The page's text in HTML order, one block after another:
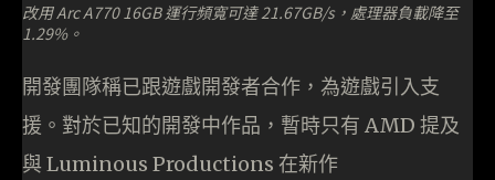
改用 Arc A770 16GB 運行頻寬可達 21.67GB/s，處理器負載降至
1.29%。
開發團隊稱已跟遊戲開發者合作，為遊戲引入支
援。對於已知的開發中作品，暫時只有 AMD 提及
與 Luminous Productions 在新作